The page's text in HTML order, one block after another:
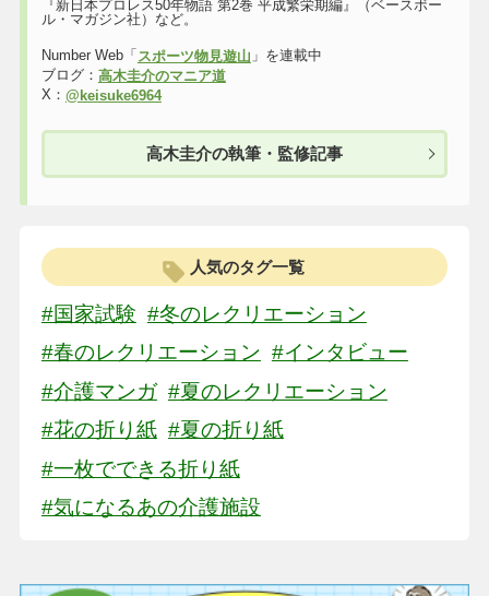
『新日本プロレス50年物語 第2巻 平成繁栄期編』（ベースボー
ル・マガジン社）など。
Number Web「 スポーツ物見遊山 」を連載中
ブログ： 高木圭介のマニア道
X： @keisuke6964
高木圭介の執筆・監修記事
人気のタグ一覧
#国家試験 #冬のレクリエーション
#春のレクリエーション #インタビュー
#介護マンガ #夏のレクリエーション
#花の折り紙 #夏の折り紙
#一枚でできる折り紙
#気になるあの介護施設